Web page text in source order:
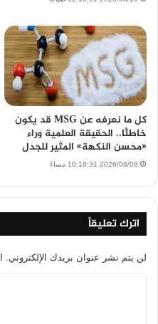
كل ما نعرفه عن MSG قد يكون
خاطئًا.. الحقيقة العلمية وراء
«محسن النكهة» المثير للجدل
2026/08/09 10:18:31 مساءً
اترك تعليقاً
لن يتم نشر عنوان بريدك الإلكتروني.